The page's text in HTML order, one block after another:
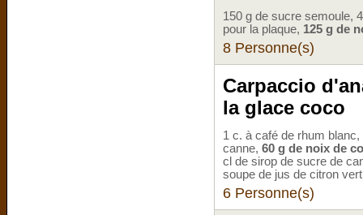
150 g de sucre semoule,
pour la plaque, 125 g de
8 Personne(s)
Carpaccio
la glace coco
1 c. à café de rhum
canne, 60 g de noix de
cl de sirop de sucre de
soupe de jus de citron vert
6 Personne(s)